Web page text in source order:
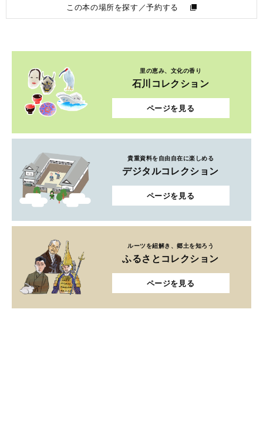
この本の場所を探す／予約する
里の恵み、文化の香り
石川コレクション
ページを見る
貴重資料を自由自在に楽しめる
デジタルコレクション
ページを見る
ルーツを紐解き、郷土を知ろう
ふるさとコレクション
ページを見る